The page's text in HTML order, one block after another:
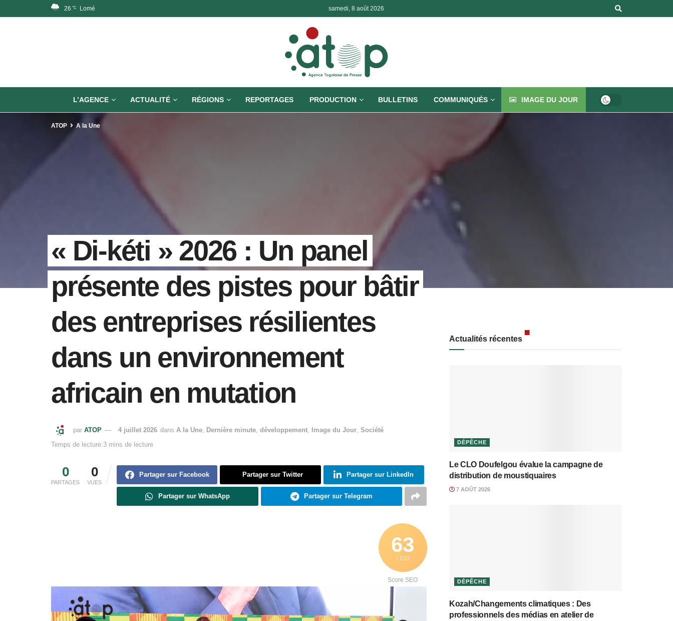
26 °C Lomé samedi, 8 août 2026
L’AGENCE ACTUALITÉ RÉGIONS REPORTAGES PRODUCTION BULLETINS COMMUNIQUÉS IMAGE DU JOUR
ATOP A la Une
« Di-kéti » 2026 : Un panel
présente des pistes pour bâtir
des entreprises résilientes
dans un environnement
africain en mutation
par ATOP 4 juillet 2026 dans A la Une, Dernière minute, développement, Image du Jour, Société
Temps de lecture:3 mins de lecture
0
PARTAGES
0
VUES
Partager sur Facebook Partager sur Twitter Partager sur LinkedIn
Partager sur WhatsApp Partager sur Telegram
63
/ 100
Score SEO
Actualités récentes
DÉPÊCHE
Le CLO Doufelgou évalue la campagne de
distribution de moustiquaires
7 AOÛT 2026
DÉPÊCHE
Kozah/Changements climatiques : Des
professionnels des médias en atelier de